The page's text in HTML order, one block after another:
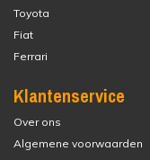
Toyota
Fiat
Ferrari
Klantenservice
Over ons
Algemene voorwaarden